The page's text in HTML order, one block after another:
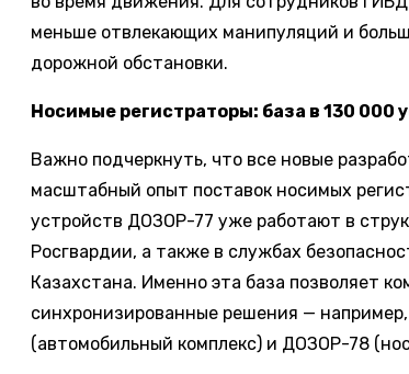
меньше отвлекающих манипуляций и
дорожной обстановки.
Носимые регистраторы: база в 130 000
Важно подчеркнуть, что все новые
масштабный опыт поставок носимых
устройств ДОЗОР-77 уже работают в
Росгвардии, а также в службах
Казахстана. Именно эта база позволяет
синхронизированные решения —
(автомобильный комплекс) и ДОЗОР-78